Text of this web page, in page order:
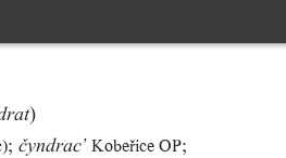
)
; čyndrac’ Kobeřice OP;